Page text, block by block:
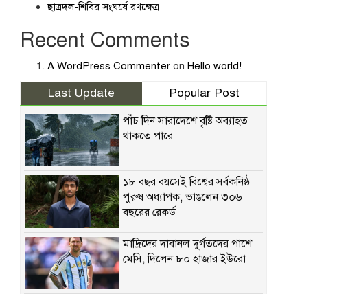
ছাত্রদল-শিবির সংঘর্ষে রণক্ষেত্র
Recent Comments
A WordPress Commenter on Hello world!
Last Update Popular Post
পাঁচ দিন সারাদেশে বৃষ্টি অব্যাহত
থাকতে পারে
১৮ বছর বয়সেই বিশ্বের সর্বকনিষ্ঠ
পুরুষ অধ্যাপক, ভাঙলেন ৩০৬
বছরের রেকর্ড
মাদ্রিদের দাবানল দুর্গতদের পাশে
মেসি, দিলেন ৮০ হাজার ইউরো